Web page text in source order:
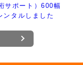
サポート）600幅
ンタルしました